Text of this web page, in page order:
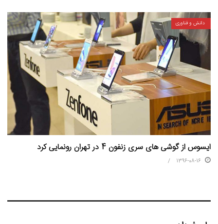
دانش و فناوری
ایسوس از گوشی های سری زنفون 4 در تهران رونمایی کرد
1396-08-16